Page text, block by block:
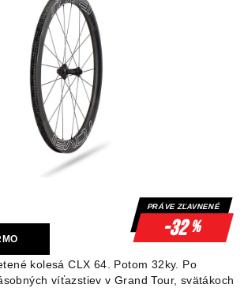
kolesá CLX 64. Potom 32ky. Po
víťazstiev v Grand Tour, svätákoch
PRÁVE ZĽAVNENÉ
-32%